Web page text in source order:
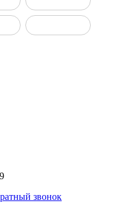
звонок